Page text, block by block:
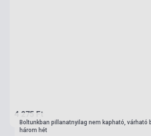
4 275 Ft
Boltunkban pillanatnyilag nem kapható, várható
három hét